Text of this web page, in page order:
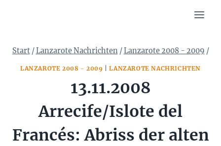
Start /Lanzarote Nachrichten /Lanzarote 2008 - 2009 /
LANZAROTE 2008 - 2009 |LANZAROTE NACHRICHTEN
13.11.2008
Arrecife/Islote del
Francés: Abriss der alten